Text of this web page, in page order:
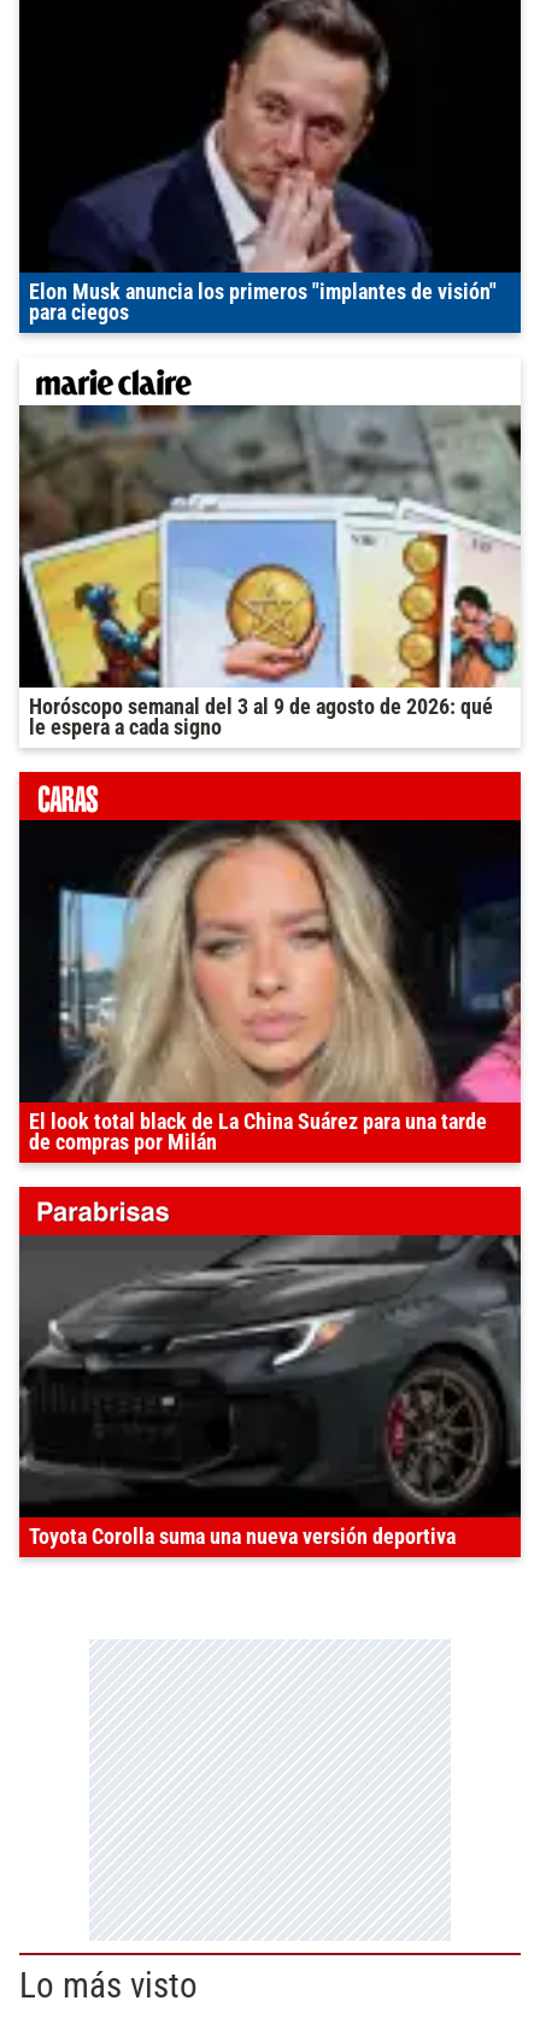
Elon Musk anuncia los primeros "implantes de visión"
para ciegos
Horóscopo semanal del 3 al 9 de agosto de 2026: qué
le espera a cada signo
El look total black de La China Suárez para una tarde
de compras por Milán
Toyota Corolla suma una nueva versión deportiva
Lo más visto